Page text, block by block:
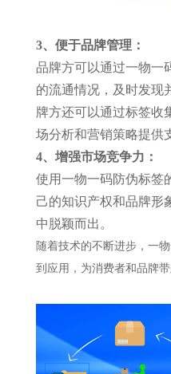
3、便于品牌管理：
品牌方可以通过一物一
的流通情况，及时发现
牌方还可以通过标签收
场分析和营销策略提供
4、增强市场竞争力：
使用一物一码防伪标签
己的知识产权和品牌形
中脱颖而出。
随着技术的不断进步，一
到应用，为消费者和品牌带